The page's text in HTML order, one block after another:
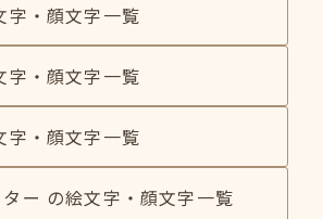
字・顔文字一覧
字・顔文字一覧
字・顔文字一覧
ー の絵文字・顔文字一覧